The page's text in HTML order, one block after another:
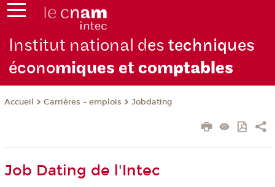
Institut national destechniques
économiques et comptables
Accueil Carrières - emplois Jobdating
Job Dating de l'Intec